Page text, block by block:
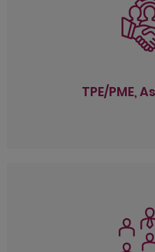
TPE/PME,
Gestion de
comptes annuels et des
Situations
Externalisation
Consolidation